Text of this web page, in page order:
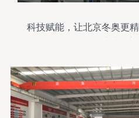
科技赋能，让北京冬奥更